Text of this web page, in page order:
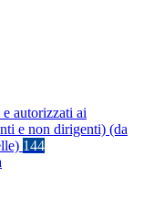
autorizzati ai
e non dirigenti) (da
144